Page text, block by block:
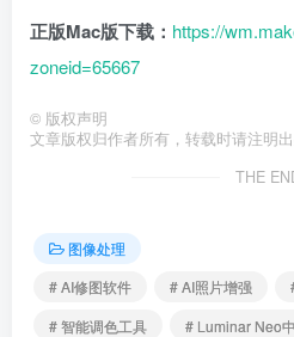
正版Mac版下载： https://
zoneid=65667
© 版权声明
文章版权归作者所有，转载时请注明出
THE
图像处理
# AI修图软件
# AI照片增强
# 智能调色工具
# Luminar Neo